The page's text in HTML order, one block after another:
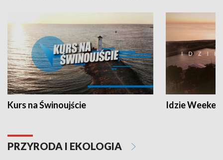
Kurs na Świnoujście Idzie
PRZYRODA I EKOLOGIA